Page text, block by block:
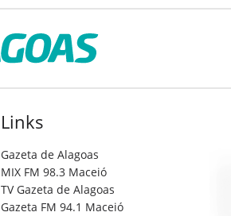
Links
Gazeta de Alagoas
MIX FM 98.3 Maceió
TV Gazeta de Alagoas
Gazeta FM 94.1 Maceió